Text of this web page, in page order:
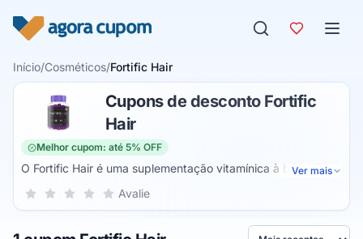
Início/Cosméticos/Fortific Hair
Cupons de desconto Fortific
Hair
Melhor cupom: até 5% OFF
O Fortific Hair é uma suplementação vitamínica à base de
colágeno e biotina que ajuda na redução da queda de
Ver mais
Sua nota para Fortific Hair, de 1 a 5 estrelas
5 estrelas
4 estrelas
3 estrelas
2 estrelas
1 estrela Avalie